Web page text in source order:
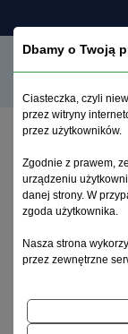
Praktyczne
kasetowego
Archiwum
1993, tom
Dbamy o Twoją
Ciasteczka, czyli
przez witryny
przez użytkowników.
Zgodnie z prawem,
urządzeniu
danej strony. W
zgoda użytkownika.
Nasza strona
przez zewnętrzne